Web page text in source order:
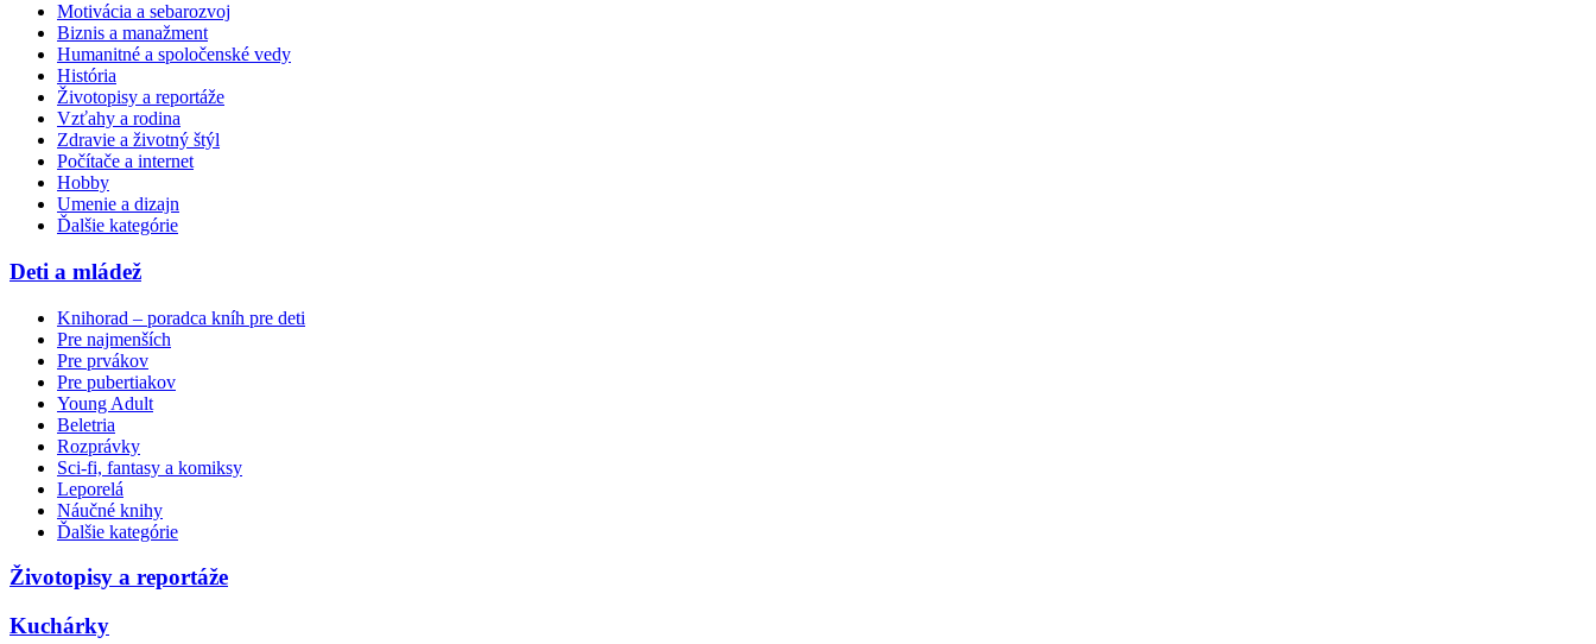
Motivácia a sebarozvoj
Biznis a manažment
Humanitné a spoločenské vedy
História
Životopisy a reportáže
Vzťahy a rodina
Zdravie a životný štýl
Počítače a internet
Hobby
Umenie a dizajn
Ďalšie kategórie
Deti a mládež
Knihorad – poradca kníh pre deti
Pre najmenších
Pre prvákov
Pre pubertiakov
Young Adult
Beletria
Rozprávky
Sci-fi, fantasy a komiksy
Leporelá
Náučné knihy
Ďalšie kategórie
Životopisy a reportáže
Kuchárky